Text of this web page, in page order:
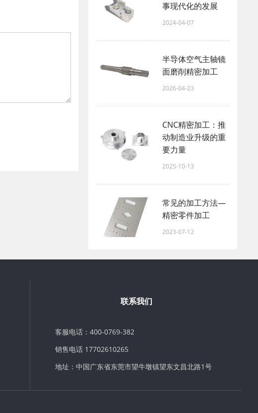
事现代化的发展
2024-04-07
半导体空气主轴镜
面磨削精密加工
2026-04-23
CNC精密加工：推
动制造业升级的重
要力量
2025-10-13
常见的加工方法—
精密零件加工
2023-07-12
联系我们
客服电话：400-0769-382
销售电话 17702610265
地址：中国广东省东莞市望牛墩镇望东文昌北路1号